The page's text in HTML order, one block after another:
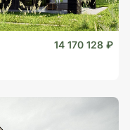
14 170 128 ₽